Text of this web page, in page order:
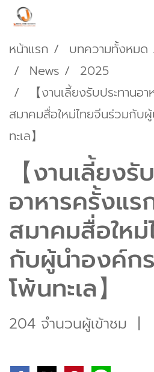
หน้าแรก บทความทั้งหมด
News
2025
【งานเลี้ยงรับประทานอ
สมาคมสื่อใหม่ไทยจีนร่วมกับ
ทะเล】
【งานเลี้ยงรั
อาหารครั้งแ
สมาคมสื่อให
กับผู้นำองค์ก
โพ้นทะเล】
204 จำนวนผู้เข้าชม |